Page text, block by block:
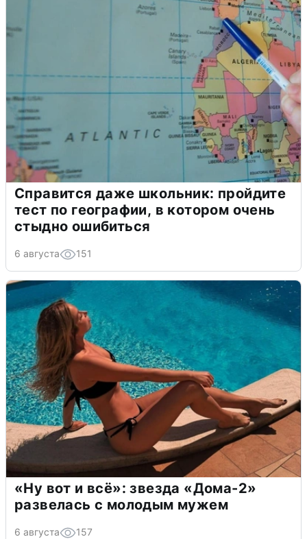
Справится даже школьник: пройдите
тест по географии, в котором очень
стыдно ошибиться
6 августа 151
«Ну вот и всё»: звезда «Дома-2»
развелась с молодым мужем
6 августа 157